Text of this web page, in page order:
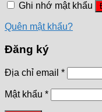
Ghi nhớ mật khẩu
Quên mật khẩu?
Đăng ký
Địa chỉ email *
Mật khẩu *